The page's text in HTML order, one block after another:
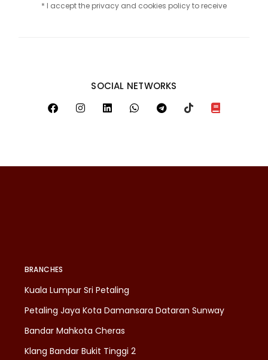
* I accept the privacy and cookies policy to receive
SOCIAL NETWORKS
BRANCHES
Kuala Lumpur Sri Petaling
Petaling Jaya Kota Damansara Dataran Sunway
Bandar Mahkota Cheras
Klang Bandar Bukit Tinggi 2